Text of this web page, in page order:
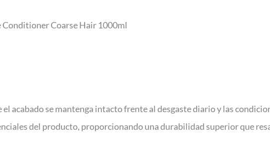
Coarse Hair 1000ml
acabado se mantenga intacto frente al desgaste diario y las
del producto, proporcionando una durabilidad superior que